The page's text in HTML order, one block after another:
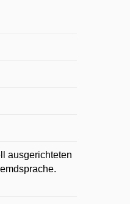
ausgerichteten